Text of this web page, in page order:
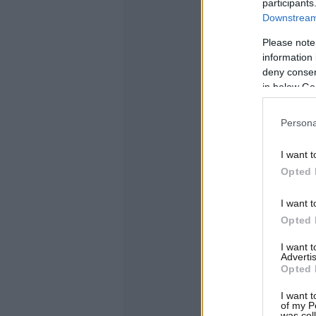
Please
information
deny
in below
I want
Opted
I want
Opted
I want
Opted
I want
of my